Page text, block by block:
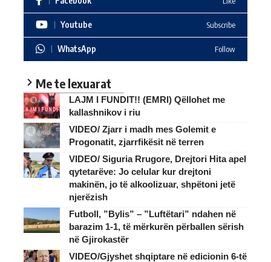
Youtube Subscribe
WhatsApp Follow
Me te lexuarat
LAJM I FUNDIT!! (EMRI) Qëllohet me
kallashnikov i riu
VIDEO/ Zjarr i madh mes Golemit e
Progonatit, zjarrfikësit në terren
VIDEO/ Siguria Rrugore, Drejtori Hita apel
qytetarëve: Jo celular kur drejtoni
makinën, jo të alkoolizuar, shpëtoni jetë
njerëzish
Futboll, ”Bylis” – ”Luftëtari” ndahen në
barazim 1-1, të mërkurën përballen sërish
në Gjirokastër
VIDEO/Gjyshet shqiptare në edicionin 6-të